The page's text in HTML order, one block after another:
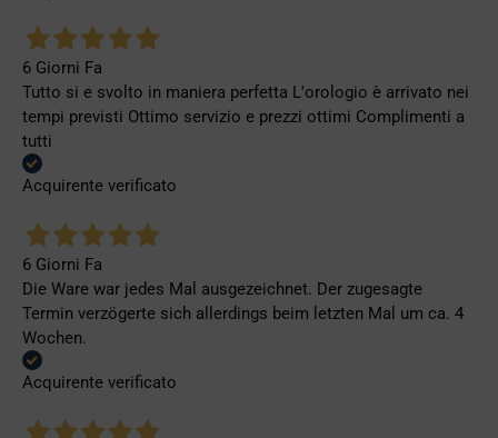
6 Giorni Fa
Tutto si e svolto in maniera perfetta L'orologio è arrivato nei
tempi previsti Ottimo servizio e prezzi ottimi Complimenti a
tutti
Acquirente verificato
6 Giorni Fa
Die Ware war jedes Mal ausgezeichnet. Der zugesagte
Termin verzögerte sich allerdings beim letzten Mal um ca. 4
Wochen.
Acquirente verificato